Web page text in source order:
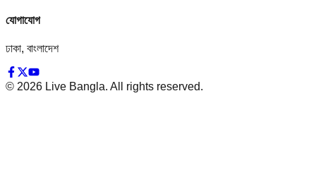
যোগাযোগ
ঢাকা, বাংলাদেশ
© 2026 Live Bangla. All rights reserved.